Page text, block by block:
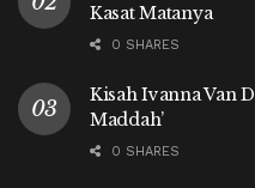
Kasat Matanya
0 SHARES
Kisah Ivanna Van
Maddah’
0 SHARES